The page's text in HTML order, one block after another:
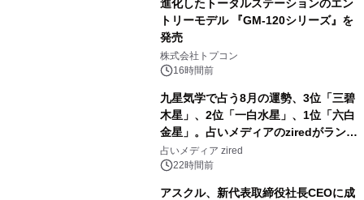
進化したトータルステーションのエン
トリーモデル 『GM-120シリーズ』を
発売
株式会社トプコン
16時間前
九星気学で占う8月の運勢、3位「三碧
木星」、2位「一白水星」、1位「六白
金星」。占いメディアのziredがランキ
ングを発表
占いメディア zired
22時間前
アスクル、新代表取締役社長CEOに成